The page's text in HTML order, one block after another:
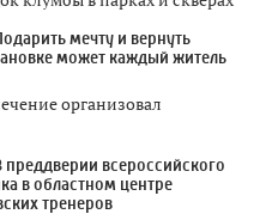
мечту и вернуть
может каждый житель
организовал
преддверии всероссийского
в областном центре
тренеров